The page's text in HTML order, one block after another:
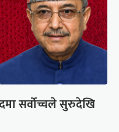
सर्वोच्चले सुरुदेखि